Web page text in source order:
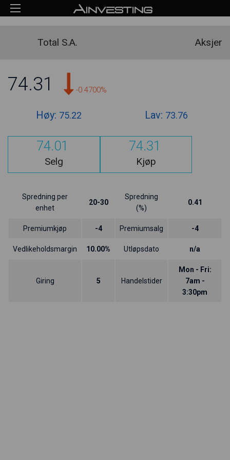
Total S.A. Aksjer
74.31 -0.4700%
Høy: 75.22 Lav: 73.76
74.01
Selg
74.31
Kjøp
Spredning per
enhet
20-30
Spredning
(%)
0.41
Premiumkjøp -4 Premiumsalg -4
Vedlikeholdsmargin 10.00% Utløpsdato n/a
Giring 5 Handelstider
Mon - Fri:
7am -
3:30pm